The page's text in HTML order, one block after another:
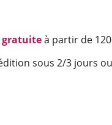
gratuiteà partir de
sous 2/3 jours